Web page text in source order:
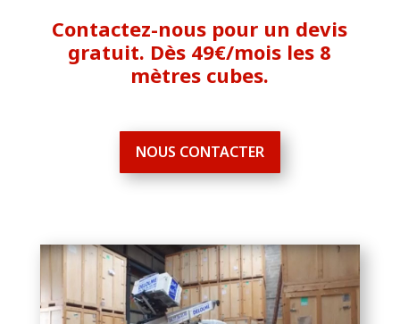
Contactez-nous pour un devis
gratuit. Dès 49€/mois les 8
mètres cubes.
NOUS CONTACTER